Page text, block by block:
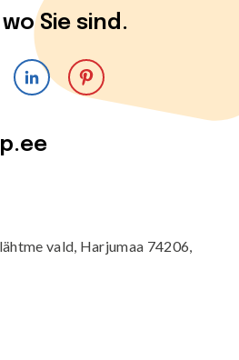
Sie sind.
vald, Harjumaa 74206,